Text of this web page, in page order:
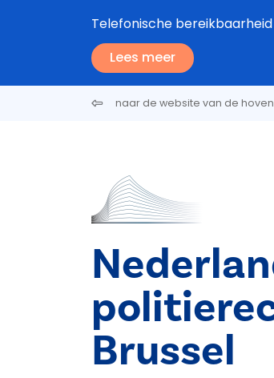
Telefonische
Lees meer
naar de website van de
Brussel